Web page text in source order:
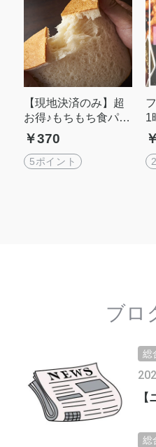
【現地決済のみ】超
お得♪もちもち食パン
1斤チケット
￥370
5ポイント
1
ブロ
総
総